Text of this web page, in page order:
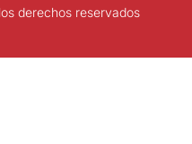
derechos reservados